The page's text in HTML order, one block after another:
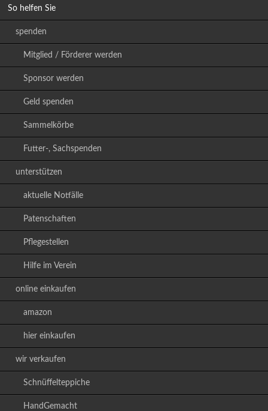
So helfen Sie
spenden
Mitglied / Förderer werden
Sponsor werden
Geld spenden
Sammelkörbe
Futter-, Sachspenden
unterstützen
aktuelle Notfälle
Patenschaften
Pflegestellen
Hilfe im Verein
online einkaufen
amazon
hier einkaufen
wir verkaufen
Schnüffelteppiche
HandGemacht